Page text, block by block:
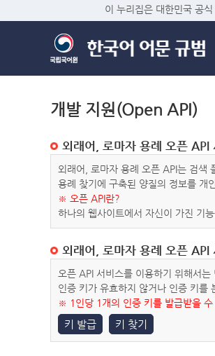
이 누리집은 대한민국 공
개발 지원(Open API)
외래어, 로마자 용례 오픈 API
외래어, 로마자 용례 오픈 API는 검색
용례 찾기에 구축된 양질의 정보를 개
※ 오픈 API란?
하나의 웹사이트에서 자신이 가진 기
외래어, 로마자 용례 오픈 API
오픈 API 서비스를 이용하기 위해서
인증 키가 유효하지 않거나 인증 키를
※ 1인당 1개의 인증 키를 발급받을 수
키 발급 키 찾기